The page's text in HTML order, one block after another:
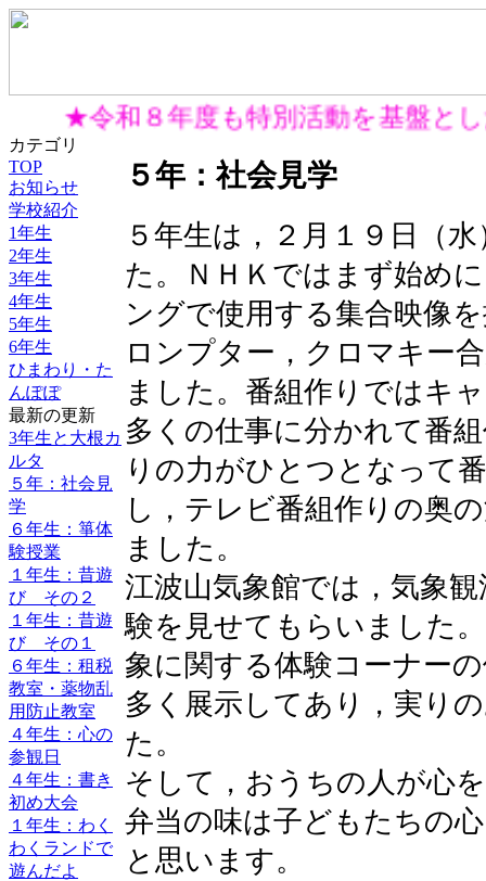
★令和８年度も特別活動を基盤とし
カテゴリ
TOP
お知らせ
学校紹介
1年生
2年生
3年生
4年生
5年生
6年生
ひまわり・た
んぽぽ
最新の更新
3年生と大根カ
ルタ
５年：社会見
学
６年生：箏体
験授業
１年生：昔遊
び その２
１年生：昔遊
び その１
６年生：租税
教室・薬物乱
用防止教室
４年生：心の
参観日
４年生：書き
初め大会
１年生：わく
わくランドで
遊んだよ
５年：社会見学
５年生は，２月１９日（
た。ＮＨＫではまず始め
ングで使用する集合映像
ロンプター，クロマキー
ました。番組作りではキ
多くの仕事に分かれて番
りの力がひとつとなって
し，テレビ番組作りの奥
ました。
江波山気象館では，気象
験を見せてもらいました
象に関する体験コーナー
多く展示してあり，実り
た。
そして，おうちの人が心
弁当の味は子どもたちの
と思います。